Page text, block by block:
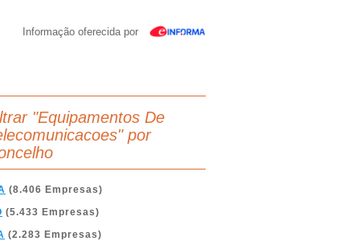
Informação oferecida por
"Equipamentos De
por
(8.406 Empresas)
(5.433 Empresas)
(2.283 Empresas)